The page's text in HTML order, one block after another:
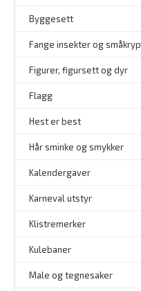
Byggesett
Fange insekter og småkryp
Figurer, figursett og dyr
Flagg
Hest er best
Hår sminke og smykker
Kalendergaver
Karneval utstyr
Klistremerker
Kulebaner
Male og tegnesaker